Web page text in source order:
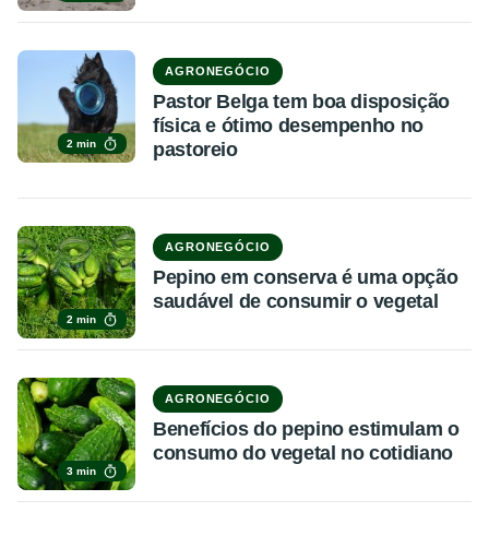
2 min
AGRONEGÓCIO
Pastor Belga tem boa disposição
física e ótimo desempenho no
pastoreio
2 min
AGRONEGÓCIO
Pepino em conserva é uma opção
saudável de consumir o vegetal
3 min
AGRONEGÓCIO
Benefícios do pepino estimulam o
consumo do vegetal no cotidiano